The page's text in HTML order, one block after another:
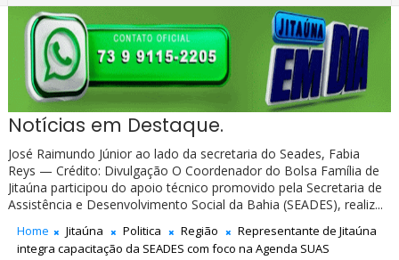
Notícias em Destaque.
José Raimundo Júnior ao lado da secretaria do Seades, Fabia
Reys — Crédito: Divulgação O Coordenador do Bolsa Família de
Jitaúna participou do apoio técnico promovido pela Secretaria de
Assistência e Desenvolvimento Social da Bahia (SEADES), realiz...
Home Jitaúna Politica Região
Representante de Jitaúna
integra capacitação da SEADES com foco na Agenda SUAS